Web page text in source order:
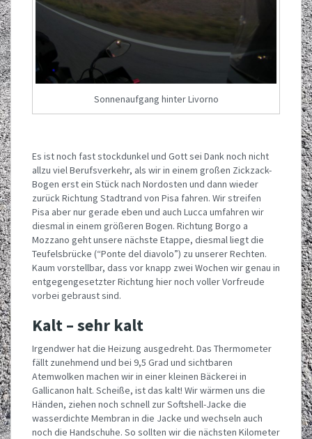
Sonnenaufgang hinter Livorno
Es ist noch fast stockdunkel und Gott sei Dank noch nicht
allzu viel Berufsverkehr, als wir in einem großen Zickzack-
Bogen erst ein Stück nach Nordosten und dann wieder
zurück Richtung Stadtrand von Pisa fahren. Wir streifen
Pisa aber nur gerade eben und auch Lucca umfahren wir
diesmal in einem größeren Bogen. Richtung Borgo a
Mozzano geht unsere nächste Etappe, diesmal liegt die
Teufelsbrücke (“Ponte del diavolo”) zu unserer Rechten.
Kaum vorstellbar, dass vor knapp zwei Wochen wir genau in
entgegengesetzter Richtung hier noch voller Vorfreude
vorbei gebraust sind.
Kalt – sehr kalt
Irgendwer hat die Heizung ausgedreht. Das Thermometer
fällt zunehmend und bei 9,5 Grad und sichtbaren
Atemwolken machen wir in einer kleinen Bäckerei in
Gallicanon halt. Scheiße, ist das kalt! Wir wärmen uns die
Händen, ziehen noch schnell zur Softshell-Jacke die
wasserdichte Membran in die Jacke und wechseln auch
noch die Handschuhe. So sollten wir die nächsten Kilometer